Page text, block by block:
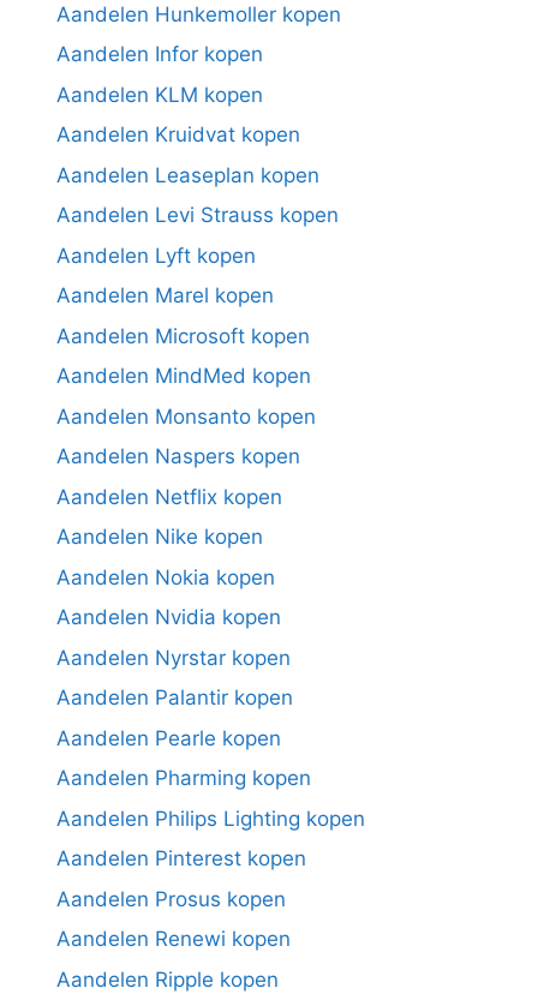
Aandelen Hunkemoller kopen
Aandelen Infor kopen
Aandelen KLM kopen
Aandelen Kruidvat kopen
Aandelen Leaseplan kopen
Aandelen Levi Strauss kopen
Aandelen Lyft kopen
Aandelen Marel kopen
Aandelen Microsoft kopen
Aandelen MindMed kopen
Aandelen Monsanto kopen
Aandelen Naspers kopen
Aandelen Netflix kopen
Aandelen Nike kopen
Aandelen Nokia kopen
Aandelen Nvidia kopen
Aandelen Nyrstar kopen
Aandelen Palantir kopen
Aandelen Pearle kopen
Aandelen Pharming kopen
Aandelen Philips Lighting kopen
Aandelen Pinterest kopen
Aandelen Prosus kopen
Aandelen Renewi kopen
Aandelen Ripple kopen